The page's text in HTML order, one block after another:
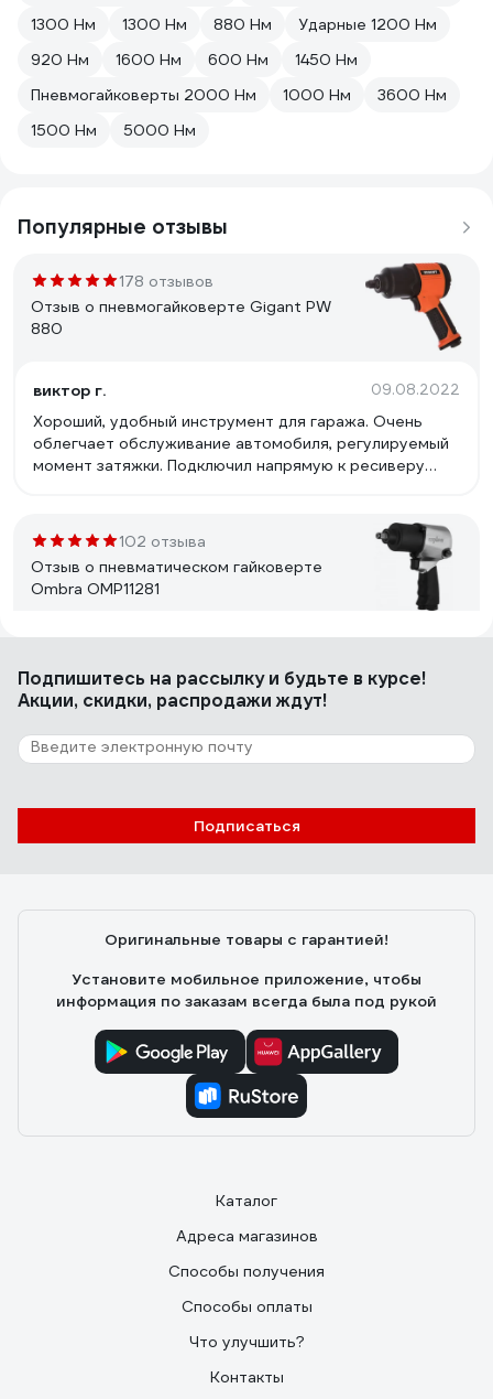
1300 Нм
1300 Нм 880 Нм
Ударные 1200 Нм
920 Нм
1600 Нм 600 Нм
1450 Нм
Пневмогайковерты 2000 Нм
1000 Нм
3600 Нм
1500 Нм
5000 Нм
Популярные отзывы
178 отзывов
Отзыв о пневмогайковерте Gigant PW
880
виктор г. 09.08.2022
Хороший, удобный инструмент для гаража. Очень
облегчает обслуживание автомобиля, регулируемый
момент затяжки. Подключил напрямую к ресиверу
а сезонная замена шин выполняется за считанные
минуты. Конечно, закручивать им все подряд не стоит
(можно сорвать резьбу), а вот откручивание
закисшего крепежа выше всяких похвал.
102 отзыва
Отзыв о пневматическом гайковерте
Ombra OMP11281
Качество,мощность,небольшой расход воздуха.
145 отзывов
Jonnesway JAI-1054
Подпишитесь на рассылкуи будьте в курсе!
Акции, скидки, распродажи ждут!
Подписаться
Оригинальные товары с гарантией!
Установите мобильное приложение, чтобы
информация по заказам всегда была под рукой
Каталог
Адреса магазинов
Способы получения
Способы оплаты
Что улучшить?
Контакты